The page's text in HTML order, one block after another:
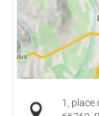
1, place